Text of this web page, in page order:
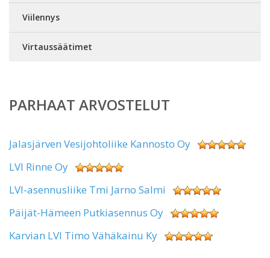
Viilennys
Virtaussäätimet
PARHAAT ARVOSTELUT
Jalasjärven Vesijohtoliike Kannosto Oy
LVI Rinne Oy
LVI-asennusliike Tmi Jarno Salmi
Päijät-Hämeen Putkiasennus Oy
Karvian LVI Timo Vähäkainu Ky